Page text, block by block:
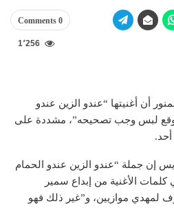
0 Comments
1٬256
أن أغنيتها “عندو الزين عندو
وقع لبس وجب تصحيحه”، مشددة على
إن جملة “عندو الزين عندو الحمام
كلمات الأغنية من إبداع سمير
لمهدي موازيين، و”غير ذلك فهو